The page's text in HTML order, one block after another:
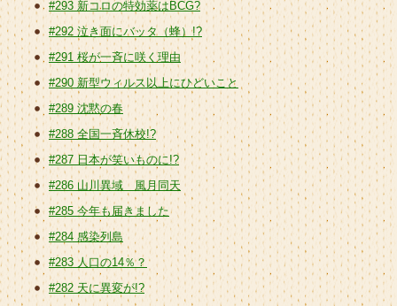
#293 新コロの特効薬はBCG?
#292 泣き面にバッタ（蜂）!?
#291 桜が一斉に咲く理由
#290 新型ウィルス以上にひどいこと
#289 沈黙の春
#288 全国一斉休校!?
#287 日本が笑いものに!?
#286 山川異域 風月同天
#285 今年も届きました
#284 感染列島
#283 人口の14％？
#282 天に異変が!?